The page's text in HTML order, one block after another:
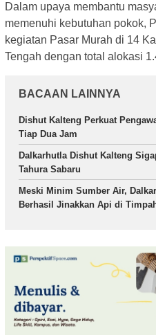
Dalam upaya membantu
memenuhi kebutuhan pokok,
kegiatan Pasar Murah di 14
Tengah dengan total alokasi
BACAAN LAINNYA
Dishut Kalteng Perkuat
Tiap Dua Jam
Dalkarhutla Dishut Kalteng
Tahura Sabaru
Meski Minim Sumber Air,
Berhasil Jinakkan Api di